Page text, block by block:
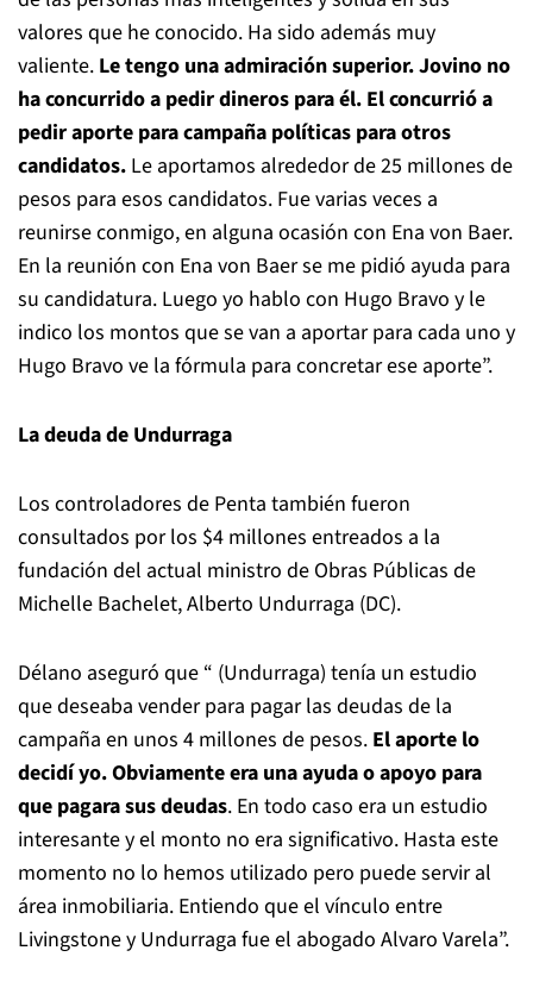
valores que he conocido. Ha sido además muy
valiente. Le tengo una admiración superior. Jovino no
ha concurrido a pedir dineros para él. El concurrió a
pedir aporte para campaña políticas para otros
candidatos. Le aportamos alrededor de 25 millones de
pesos para esos candidatos. Fue varias veces a
reunirse conmigo, en alguna ocasión con Ena von Baer.
En la reunión con Ena von Baer se me pidió ayuda para
su candidatura. Luego yo hablo con Hugo Bravo y le
indico los montos que se van a aportar para cada uno y
Hugo Bravo ve la fórmula para concretar ese aporte”.
La deuda de Undurraga
Los controladores de Penta también fueron
consultados por los $4 millones entreados a la
fundación del actual ministro de Obras Públicas de
Michelle Bachelet, Alberto Undurraga (DC).
Délano aseguró que “ (Undurraga) tenía un estudio
que deseaba vender para pagar las deudas de la
campaña en unos 4 millones de pesos. El aporte lo
decidí yo. Obviamente era una ayuda o apoyo para
que pagara sus deudas. En todo caso era un estudio
interesante y el monto no era significativo. Hasta este
momento no lo hemos utilizado pero puede servir al
área inmobiliaria. Entiendo que el vínculo entre
Livingstone y Undurraga fue el abogado Alvaro Varela”.